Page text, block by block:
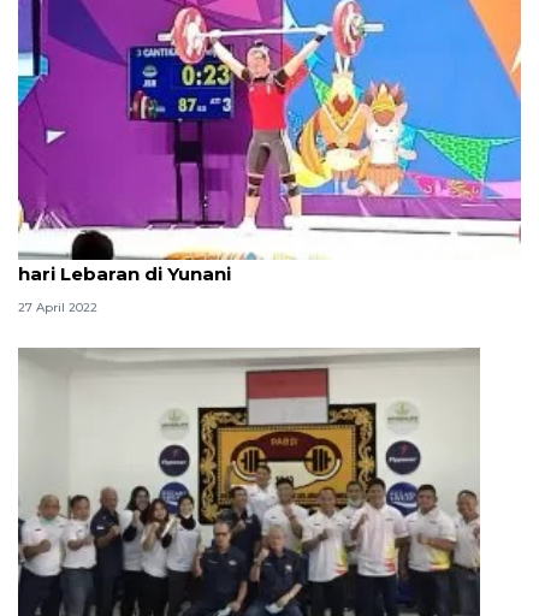
Lifter Windy Cantika dan kawan-kawan rayakan
hari Lebaran di Yunani
27 April 2022